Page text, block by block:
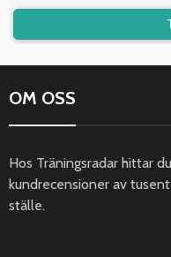
OM OSS
Hos Träningsradar hittar
kundrecensioner av
ställe.